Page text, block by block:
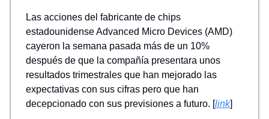
Las acciones del fabricante de chips
estadounidense Advanced Micro Devices (AMD)
cayeron la semana pasada más de un 10%
después de que la compañía presentara unos
resultados trimestrales que han mejorado las
expectativas con sus cifras pero que han
decepcionado con sus previsiones a futuro. [link]